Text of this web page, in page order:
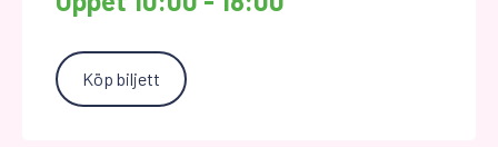
Köp biljett